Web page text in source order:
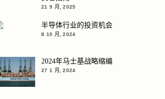
21 9 月, 2025
半导体行业的投资机会
8 10 月, 2024
2024年马士基战略缩编
27 1 月, 2024